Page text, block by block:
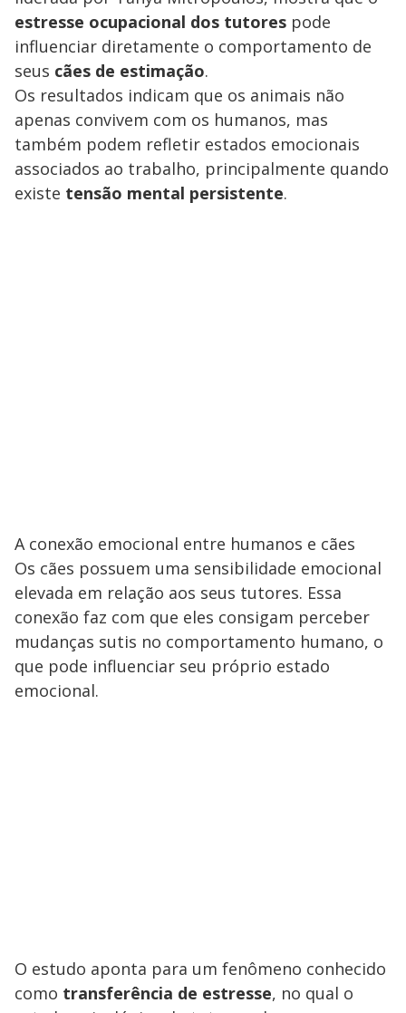
estresse ocupacional dos tutores pode
influenciar diretamente o comportamento de
seus cães de estimação.
Os resultados indicam que os animais não
apenas convivem com os humanos, mas
também podem refletir estados emocionais
associados ao trabalho, principalmente quando
existe tensão mental persistente.
A conexão emocional entre humanos e cães
Os cães possuem uma sensibilidade emocional
elevada em relação aos seus tutores. Essa
conexão faz com que eles consigam perceber
mudanças sutis no comportamento humano, o
que pode influenciar seu próprio estado
emocional.
O estudo aponta para um fenômeno conhecido
como transferência de estresse, no qual o